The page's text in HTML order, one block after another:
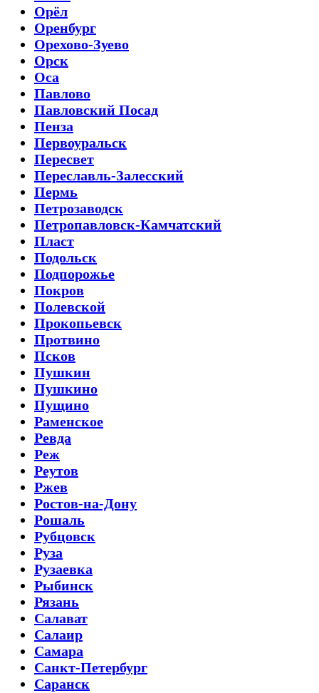
Орёл
Оренбург
Орехово-Зуево
Орск
Оса
Павлово
Павловский Посад
Пенза
Первоуральск
Пересвет
Переславль-Залесский
Пермь
Петрозаводск
Петропавловск-Камчатский
Пласт
Подольск
Подпорожье
Покров
Полевской
Прокопьевск
Протвино
Псков
Пушкин
Пушкино
Пущино
Раменское
Ревда
Реж
Реутов
Ржев
Ростов-на-Дону
Рошаль
Рубцовск
Руза
Рузаевка
Рыбинск
Рязань
Салават
Салаир
Самара
Санкт-Петербург
Саранск